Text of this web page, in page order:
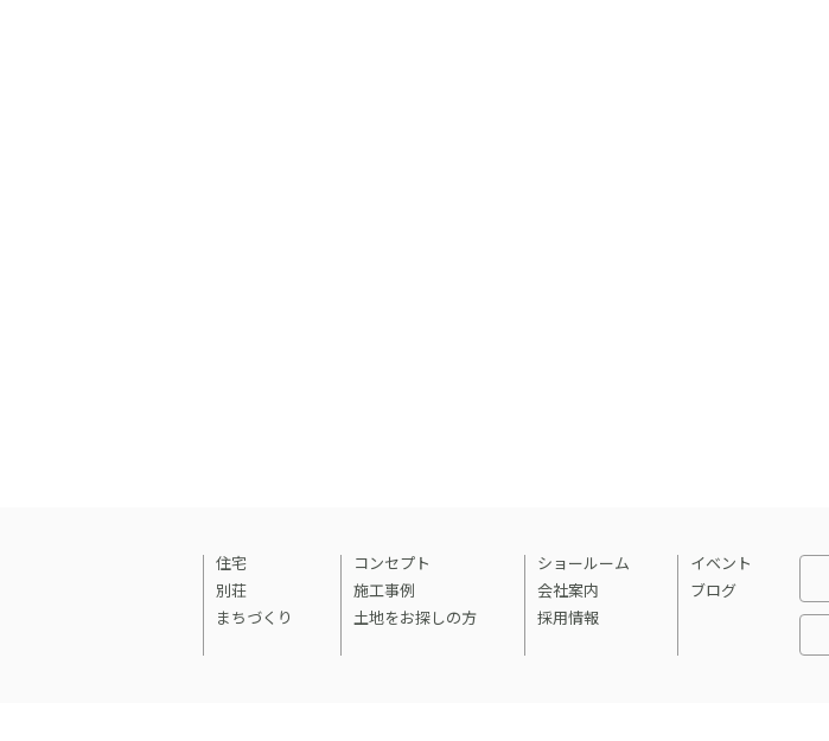
住宅
別荘
まちづくり
コンセプト
施工事例
土地をお探しの方
ショールーム
会社案内
採用情報
イベント
ブログ